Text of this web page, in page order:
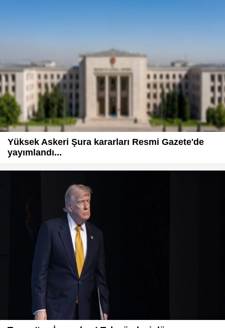
Yüksek Askeri Şura kararları Resmi Gazete'de
yayımlandı...